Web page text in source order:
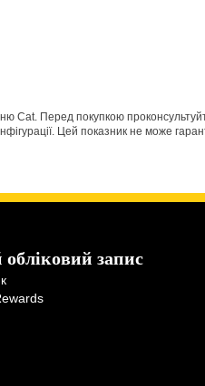
Cat. Перед покупкою
Цей показник не може
запис